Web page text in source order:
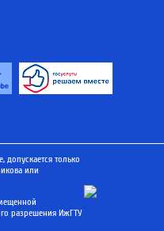
только
или
разрешения ИжГТУ